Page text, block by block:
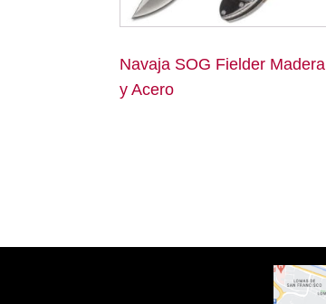
Navaja SOG Fielder Madera
y Acero